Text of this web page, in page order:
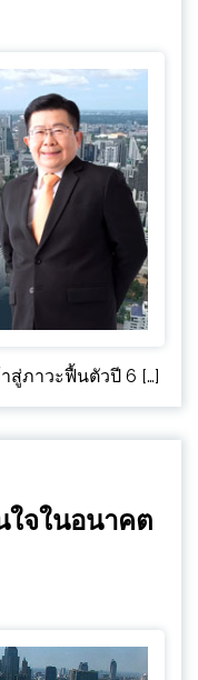
ภาวะฟื้นตัวปี 6 […]
ใจในอนาคต